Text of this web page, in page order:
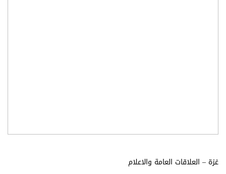
غزة – العلاقات العامة والاعلام